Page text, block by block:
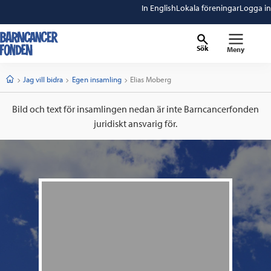
In EnglishLokala föreningarLogga in
Sök Meny
StartJag vill bidra Egen insamling Current:
Elias Moberg
Bild och text för insamlingen nedan är inte Barncancerfonden
juridiskt ansvarig för.